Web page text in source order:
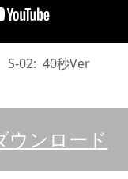
S-02: 40秒Ver
ウンロード